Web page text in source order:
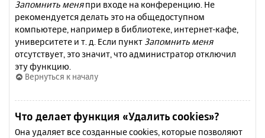
Запомнить меняпри входе на конференцию. Не
рекомендуется делать это на общедоступном
компьютере, например в библиотеке, интернет-кафе,
университете и т. д. Если пункт Запомнить меня
отсутствует, это значит, что администратор отключил
эту функцию.
Вернуться к началу
Что делает функция «Удалить cookies»?
Она удаляет все созданные cookies, которые позволяют